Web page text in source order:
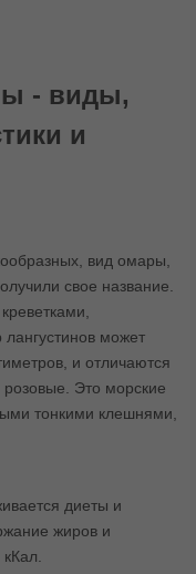
- виды,
и
вид омары,
свое название.
может
и отличаются
Это морские
тонкими клешнями,
диеты и
жиров и